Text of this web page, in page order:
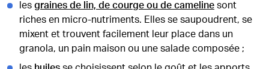
les graines de lin, de courge ou de cameline sont
riches en micro-nutriments. Elles se saupoudrent, se
mixent et trouvent facilement leur place dans un
granola, un pain maison ou une salade composée ;